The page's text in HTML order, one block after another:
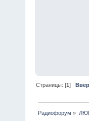
Страницы: [1]
Радиофорум »